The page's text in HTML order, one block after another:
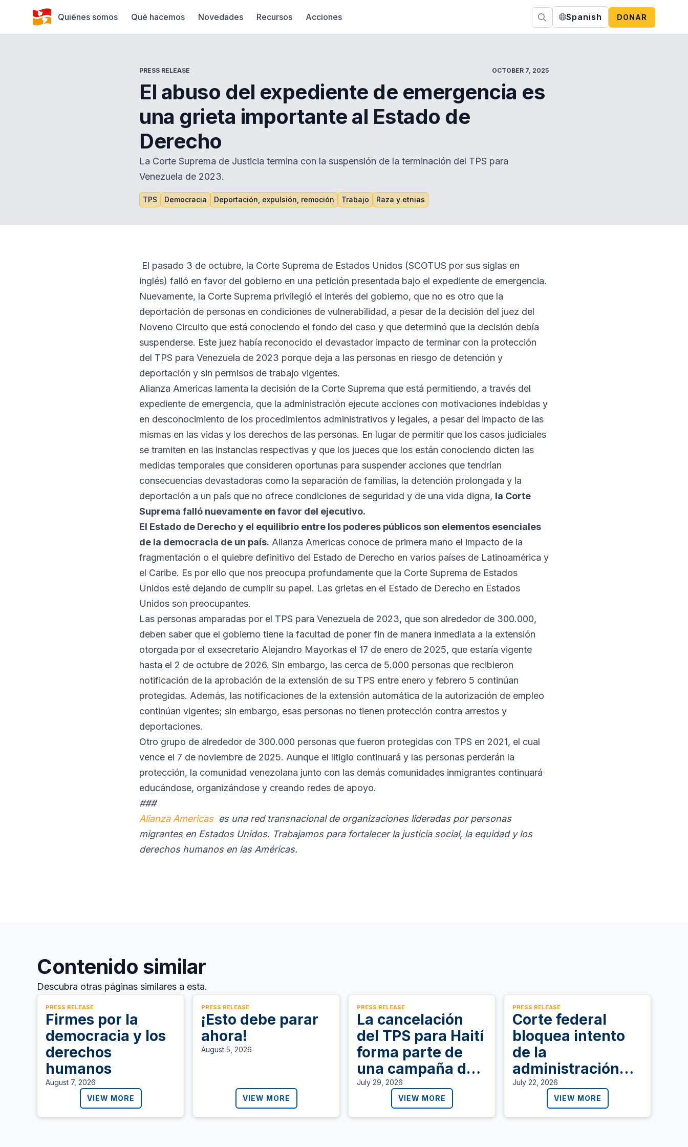
Quiénes somos Qué hacemos Novedades Recursos Acciones Spanish DONAR
PRESS RELEASE OCTOBER 7, 2025
El abuso del expediente de emergencia es
una grieta importante al Estado de
Derecho
La Corte Suprema de Justicia termina con la suspensión de la terminación del TPS para
Venezuela de 2023.
TPS Democracia Deportación, expulsión, remoción Trabajo Raza y etnias
El pasado 3 de octubre, la Corte Suprema de Estados Unidos (SCOTUS por sus siglas en
inglés) falló en favor del gobierno en una petición presentada bajo el expediente de emergencia.
Nuevamente, la Corte Suprema privilegió el interés del gobierno, que no es otro que la
deportación de personas en condiciones de vulnerabilidad, a pesar de la decisión del juez del
Noveno Circuito que está conociendo el fondo del caso y que determinó que la decisión debía
suspenderse. Este juez había reconocido el devastador impacto de terminar con la protección
del TPS para Venezuela de 2023 porque deja a las personas en riesgo de detención y
deportación y sin permisos de trabajo vigentes.
Alianza Americas lamenta la decisión de la Corte Suprema que está permitiendo, a través del
expediente de emergencia, que la administración ejecute acciones con motivaciones indebidas y
en desconocimiento de los procedimientos administrativos y legales, a pesar del impacto de las
mismas en las vidas y los derechos de las personas. En lugar de permitir que los casos judiciales
se tramiten en las instancias respectivas y que los jueces que los están conociendo dicten las
medidas temporales que consideren oportunas para suspender acciones que tendrían
consecuencias devastadoras como la separación de familias, la detención prolongada y la
deportación a un país que no ofrece condiciones de seguridad y de una vida digna, la Corte
Suprema falló nuevamente en favor del ejecutivo.
El Estado de Derecho y el equilibrio entre los poderes públicos son elementos esenciales
de la democracia de un país. Alianza Americas conoce de primera mano el impacto de la
fragmentación o el quiebre definitivo del Estado de Derecho en varios países de Latinoamérica y
el Caribe. Es por ello que nos preocupa profundamente que la Corte Suprema de Estados
Unidos esté dejando de cumplir su papel. Las grietas en el Estado de Derecho en Estados
Unidos son preocupantes.
Las personas amparadas por el TPS para Venezuela de 2023, que son alrededor de 300.000,
deben saber que el gobierno tiene la facultad de poner fin de manera inmediata a la extensión
otorgada por el exsecretario Alejandro Mayorkas el 17 de enero de 2025, que estaría vigente
hasta el 2 de octubre de 2026. Sin embargo, las cerca de 5.000 personas que recibieron
notificación de la aprobación de la extensión de su TPS entre enero y febrero 5 continúan
protegidas. Además, las notificaciones de la extensión automática de la autorización de empleo
continúan vigentes; sin embargo, esas personas no tienen protección contra arrestos y
deportaciones.
Otro grupo de alrededor de 300.000 personas que fueron protegidas con TPS en 2021, el cual
vence el 7 de noviembre de 2025. Aunque el litigio continuará y las personas perderán la
protección, la comunidad venezolana junto con las demás comunidades inmigrantes continuará
educándose, organizándose y creando redes de apoyo.
###
Alianza Americases una red transnacional de organizaciones lideradas por personas
migrantes en Estados Unidos. Trabajamos para fortalecer la justicia social, la equidad y los
derechos humanos en las Américas.
Contenido similar
Descubra otras páginas similares a esta.
PRESS RELEASE
Firmes por la
democracia y los
derechos
humanos
August 7, 2026
VIEW MORE
PRESS RELEASE
¡Esto debe parar
ahora!
August 5, 2026
VIEW MORE
PRESS RELEASE
La cancelación
del TPS para Haití
forma parte de
una campaña de
persecución y
terror que ignora
las necesidades
July 29, 2026
VIEW MORE
PRESS RELEASE
Corte federal
bloquea intento
de la
administración
Trump de dejar
sin permiso de
trabajo a
July 22, 2026
VIEW MORE